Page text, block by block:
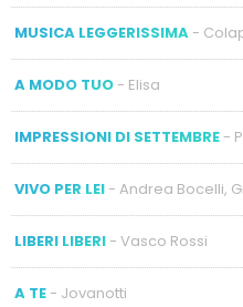
MUSICA LEGGERISSIMA-
A MODO TUO- Elisa
IMPRESSIONI DI SETTEMBRE-
VIVO PER LEI- Andrea Bocelli,
LIBERI LIBERI- Vasco Rossi
A TE- Jovanotti